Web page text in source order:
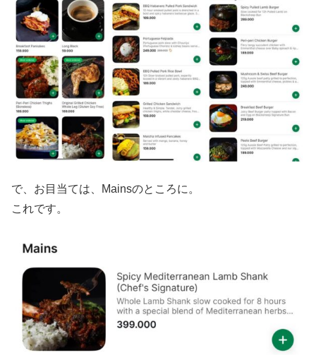
で、お目当ては、Mainsのところに。
これです。